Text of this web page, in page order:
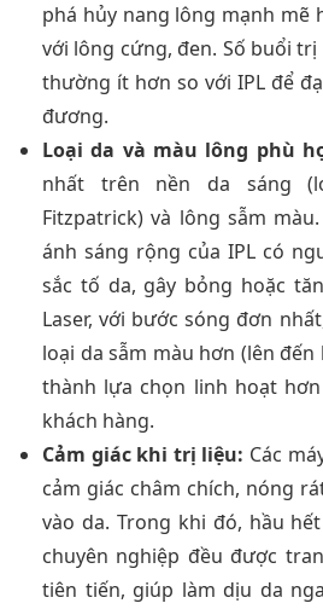
phá hủy nang lông mạnh mẽ
với lông cứng, đen. Số buổi
thường ít hơn so với IPL để
đương.
Loại da và màu lông phù
nhất trên nền da sáng
Fitzpatrick) và lông sẫm
ánh sáng rộng của IPL có
sắc tố da, gây bỏng hoặc
Laser, với bước sóng đơn
loại da sẫm màu hơn (lên
thành lựa chọn linh hoạt
khách hàng.
Cảm giác khi trị liệu: Các
cảm giác châm chích, nóng
vào da. Trong khi đó, hầu
chuyên nghiệp đều được
tiên tiến, giúp làm dịu da